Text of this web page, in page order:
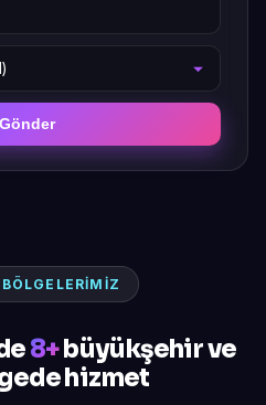
8+büyükşehir ve
hizmet